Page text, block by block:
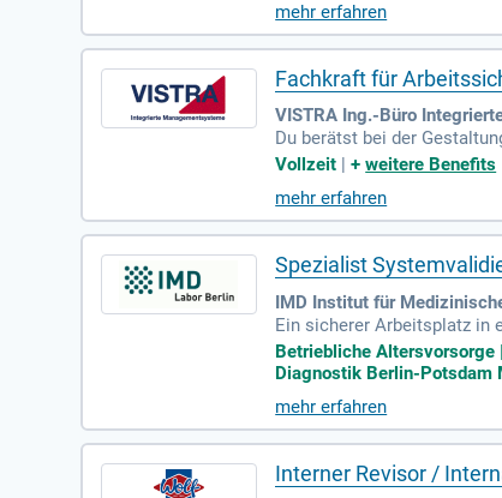
mehr erfahren
Fachkraft für
VISTRA Ing.-Büro
Du berätst bei der
und
Vollzeit |+weitere Benefits
mehr erfahren
Spezialist
IMD Institut für
Ein sicherer Arbeitsplatz in
strukturierte Einarbeitung –
Betriebliche
Diagnostik Berlin-Potsdam
mehr erfahren
Interner Revisor /